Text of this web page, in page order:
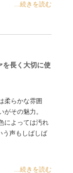
...続きを読む
を長く大切に使
柔らかな雰囲
がその魅力。
によっては汚れ
声もしばしば
...続きを読む